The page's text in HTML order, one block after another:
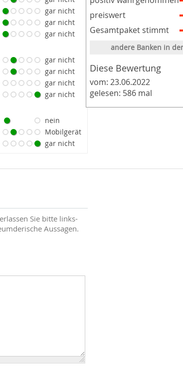
preiswert
Gesamtpaket stimmt
andere Banken in
Diese Bewertung
vom: 23.06.2022
gelesen: 586 mal
gar nicht
gar nicht
gar nicht
gar nicht
gar nicht
gar nicht
gar nicht
nein
Mobilgerät
gar nicht
Sie bitte links-
Aussagen.